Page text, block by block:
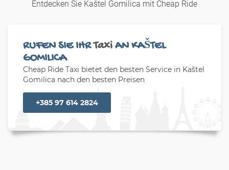
Entdecken Sie Kaštel Gomilica mit Cheap Ride
RUFEN SIE IHRTaxiAN KAŠTEL
GOMILICA
Cheap Ride Taxi bietet den besten Service in Kaštel
Gomilica nach den besten Preisen
+385 97 614 2824